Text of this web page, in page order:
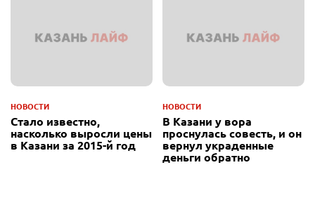
НОВОСТИ
Стало известно,
насколько выросли цены
в Казани за 2015-й год
НОВОСТИ
В Казани у вора
проснулась совесть, и он
вернул украденные
деньги обратно